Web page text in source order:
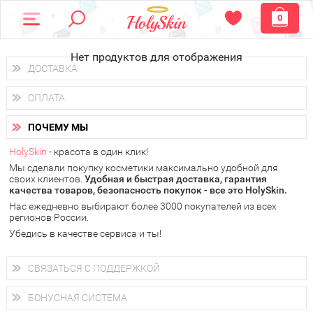
0
Нет продуктов для отображения
ДОСТАВКА
Доставка осуществляетсяпо всем городам России.
Вы можете выбрать доставку курьером, Почтой России или
получить заказ в пунктах выдачи PickPoint или пункте
самовывоза.
В 20 городах России доставка осуществляется ужена
следующий день.
у Вас всегда есть возможность получитьбесплатную
доставку от HolySkin.
подробнее об условиях доставки и оплаты в Вашем городе
ОПЛАТА
Вы можете оплатить свой заказ любым удобным способом:
наличными деньгами (
через интернет-банк (Альфа-банк, Сбербанк) и другими
электронными способами.
ПОЧЕМУ МЫ
HolySkin - красота в один клик!
Мы сделали покупку косметики максимально удобной для
своих клиентов. Удобная и быстрая доставка, гарантия
качества товаров, безопасность покупок - все это HolySkin.
Нас ежедневно выбирают более 3000 покупателей из всех
регионов России.
Убедись в качестве сервиса и ты!
СВЯЗАТЬСЯ С ПОДДЕРЖКОЙ
+7 (800) 707-24-55
Мы будем рады ответить на все Ваши вопросы по работе
магазина, проконсультировать по товарам, рассказать о
БОНУСНАЯ СИСТЕМА